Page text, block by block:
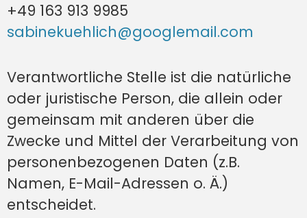
+49 163 913 9985
sabinekuehlich@googlemail.com
Verantwortliche Stelle ist die natürliche
oder juristische Person, die allein oder
gemeinsam mit anderen über die
Zwecke und Mittel der Verarbeitung von
personenbezogenen Daten (z.B.
Namen, E-Mail-Adressen o. Ä.)
entscheidet.